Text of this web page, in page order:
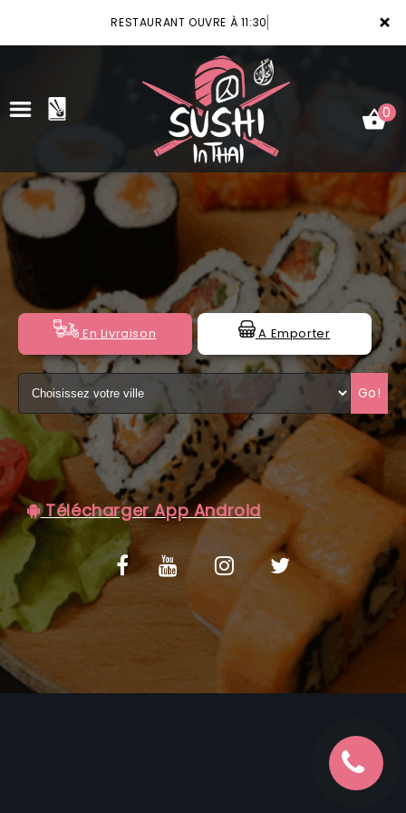
×
RESTAURANT OUVRE À 11:30
ACCUEIL
VOTRE COMPTE
NOTRE RESTAURANT
VOS AVIS
MENTIONS LÉGALES
C.G.V
0
En Livraison A Emporter
Go!
Télécharger App Android